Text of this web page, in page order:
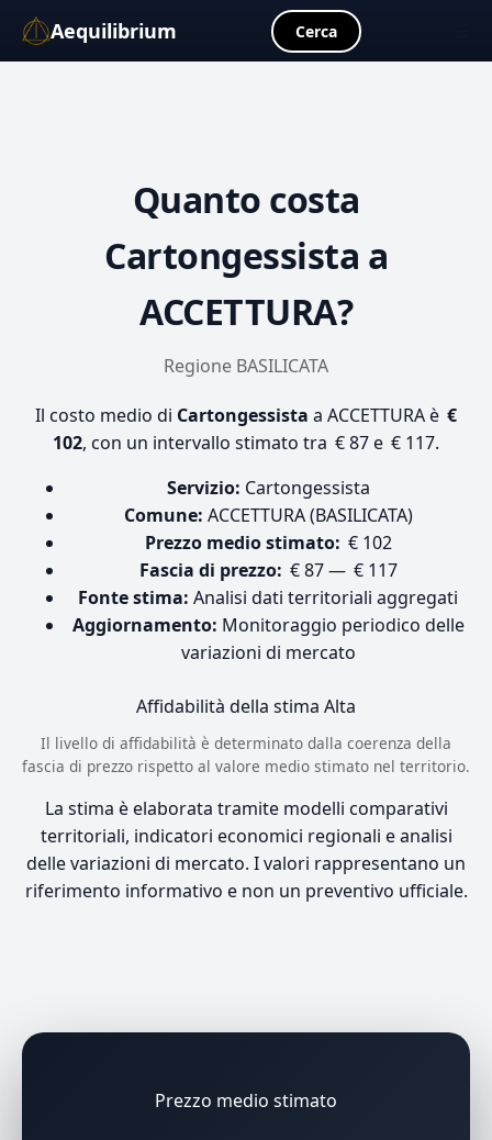
Aequilibrium Cerca
Quanto costa
Cartongessista a
ACCETTURA?
Regione BASILICATA
Il costo medio di Cartongessista a ACCETTURA è €
102, con un intervallo stimato tra € 87 e € 117.
Servizio: Cartongessista
Comune: ACCETTURA (BASILICATA)
Prezzo medio stimato: € 102
Fascia di prezzo: € 87 — € 117
Fonte stima: Analisi dati territoriali aggregati
Aggiornamento: Monitoraggio periodico delle
variazioni di mercato
Affidabilità della stima Alta
Il livello di affidabilità è determinato dalla coerenza della
fascia di prezzo rispetto al valore medio stimato nel territorio.
La stima è elaborata tramite modelli comparativi
territoriali, indicatori economici regionali e analisi
delle variazioni di mercato. I valori rappresentano un
riferimento informativo e non un preventivo ufficiale.
Prezzo medio stimato